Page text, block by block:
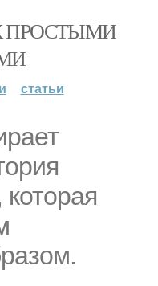
ПРОСТЫМИ
статьи